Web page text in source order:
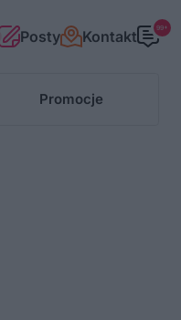
Posty Kontakt 99+
Promocje